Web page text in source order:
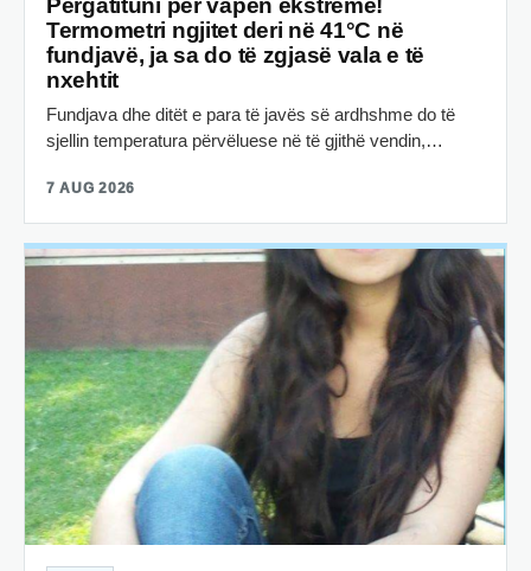
Përgatituni për vapën ekstreme!
Termometri ngjitet deri në 41°C në
fundjavë, ja sa do të zgjasë vala e të
nxehtit
Fundjava dhe ditët e para të javës së ardhshme do të
sjellin temperatura përvëluese në të gjithë vendin,…
7 AUG 2026